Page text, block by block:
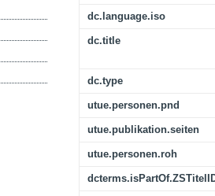
dc.language.iso
dc.title
dc.type
utue.personen.pnd
utue.publikation.seiten
utue.personen.roh